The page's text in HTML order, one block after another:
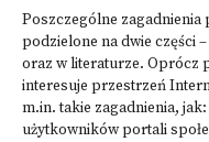
Poszczególne zagadnienia
podzielone na dwie części
oraz w literaturze. Oprócz
interesuje przestrzeń
m.in. takie zagadnienia,
użytkowników portali